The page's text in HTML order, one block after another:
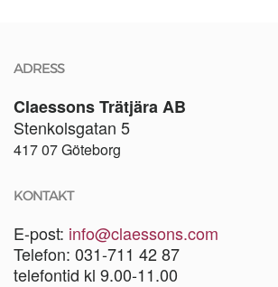
ADRESS
Claessons Trätjära AB
Stenkolsgatan 5
417 07 Göteborg
KONTAKT
E-post: info@claessons.com
Telefon: 031-711 42 87
telefontid kl 9.00-11.00